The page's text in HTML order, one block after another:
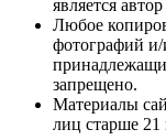
является
Любое
фотографий и/
запрещено.
Материалы
лиц старше 21